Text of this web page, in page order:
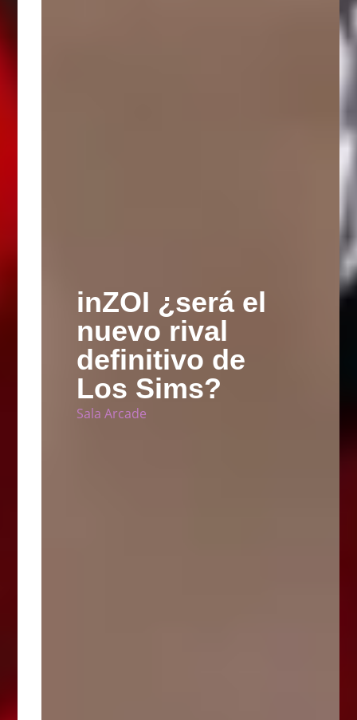
inZOI ¿será el
nuevo rival
definitivo de
Los Sims?
Sala Arcade